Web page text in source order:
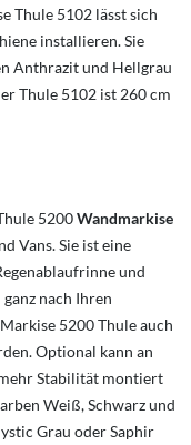
Thule 5102 lässt sich
installieren. Sie
Anthrazit und Hellgrau
Thule 5102 ist 260 cm
5200Wandmarkise
Vans. Sie ist eine
und
nach Ihren
5200 Thule auch
Optional kann an
Stabilität montiert
Weiß, Schwarz und
Grau oder Saphir